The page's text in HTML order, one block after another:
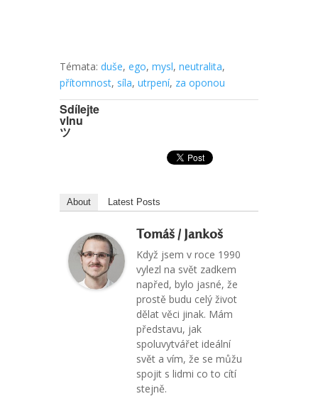
Témata: duše, ego, mysl, neutralita,
přítomnost, síla, utrpení, za oponou
Sdílejte
vlnu
ツ
About Latest Posts
Tomáš / Jankoš
Když jsem v roce 1990
vylezl na svět zadkem
napřed, bylo jasné, že
prostě budu celý život
dělat věci jinak. Mám
představu, jak
spoluvytvářet ideální
svět a vím, že se můžu
spojit s lidmi co to cítí
stejně.